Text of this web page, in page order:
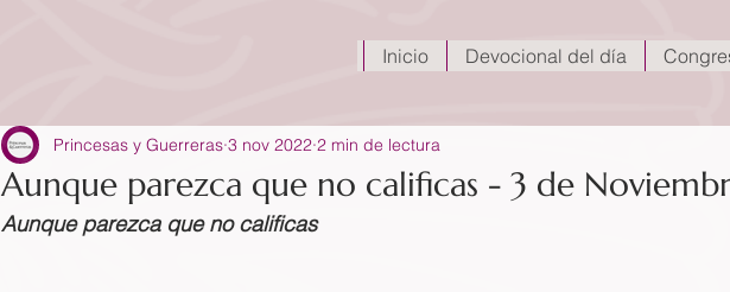
Inicio Devocional del día
Aunque parezca que no calificas - 3 de
Princesas y Guerreras 3 nov 2022 2 min de lectura
Aunque parezca que no calificas